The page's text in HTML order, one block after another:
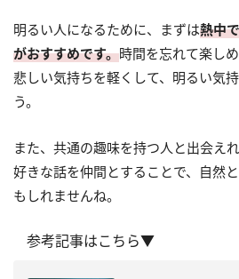
明るい人になるために、まずは熱中
がおすすめです。時間を忘れて楽し
悲しい気持ちを軽くして、明るい気
う。
また、共通の趣味を持つ人と出会え
好きな話を仲間とすることで、自然
もしれませんね。
参考記事はこちら▼